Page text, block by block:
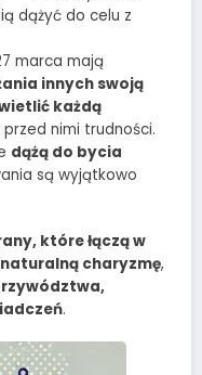
dążyć do celu z
marca mają
innych swoją
każdą
nimi trudności.
dążą do bycia
są wyjątkowo
które łączą w
charyzmę,
.